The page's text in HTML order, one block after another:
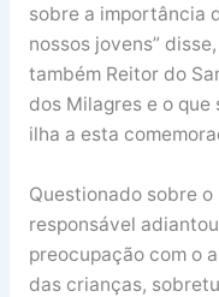
sobre a importância
nossos jovens”
também Reitor do
dos Milagres e o que
ilha a esta
Questionado sobre
responsável
preocupação com o
das crianças,